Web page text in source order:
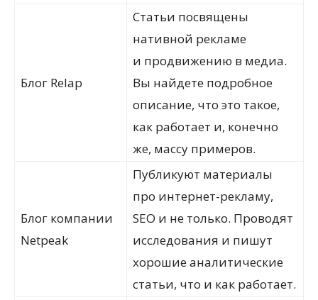
Блог Relap
Статьи посвящены
нативной рекламе
и продвижению в медиа.
Вы найдете подробное
описание, что это такое,
как работает и, конечно
же, массу примеров.
Блог компании
Netpeak
Публикуют материалы
про интернет-рекламу,
SEO и не только. Проводят
исследования и пишут
хорошие аналитические
статьи, что и как работает.